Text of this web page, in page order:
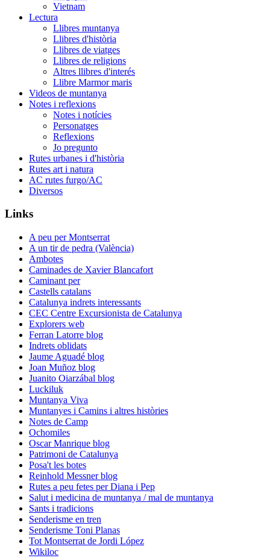
Vietnam
Lectura
Llibres muntanya
Llibres d'història
Llibres de viatges
Llibres de religions
Altres llibres d'interés
Llibre Marmor maris
Videos de muntanya
Notes i reflexions
Notes i notícies
Personatges
Reflexions
Jo pregunto
Rutes urbanes i d'història
Rutes art i natura
AC rutes furgo/AC
Diversos
Links
A peu per Montserrat
A un tir de pedra (València)
Ambotes
Caminades de Xavier Blancafort
Caminant per
Castells catalans
Catalunya indrets interessants
CEC Centre Excursionista de Catalunya
Explorers web
Ferran Latorre blog
Indrets oblidats
Jaume Aguadé blog
Joan Muñoz blog
Juanito Oiarzábal blog
Luckiluk
Muntanya Viva
Muntanyes i Camins i altres històries
Notes de Camp
Ochomiles
Oscar Manrique blog
Patrimoni de Catalunya
Posa't les botes
Reinhold Messner blog
Rutes a peu fetes per Diana i Pep
Salut i medicina de muntanya / mal de muntanya
Sants i tradicions
Senderisme en tren
Senderisme Toni Planas
Tot Montserrat de Jordi López
Wikiloc